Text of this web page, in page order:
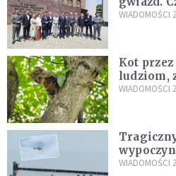
„Dolina
WIADOMOŚCI
Kot
ludziom,
kaczki. W
WIADOMOŚCI
zarzuty
WIADOMOŚCI